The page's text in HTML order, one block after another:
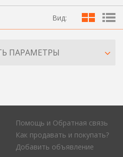
Вид:
ПАРАМЕТРЫ
Помощь и Обратная связь
Как продавать и покупать?
Добавить объявление